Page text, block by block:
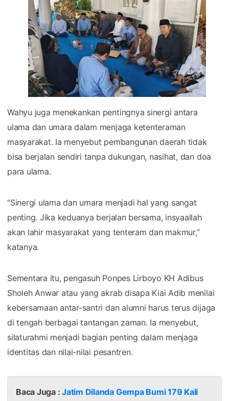
Wahyu juga menekankan pentingnya sinergi antara
ulama dan umara dalam menjaga ketenteraman
masyarakat. Ia menyebut pembangunan daerah tidak
bisa berjalan sendiri tanpa dukungan, nasihat, dan doa
para ulama.
“Sinergi ulama dan umara menjadi hal yang sangat
penting. Jika keduanya berjalan bersama, insyaallah
akan lahir masyarakat yang tenteram dan makmur,”
katanya.
Sementara itu, pengasuh Ponpes Lirboyo KH Adibus
Sholeh Anwar atau yang akrab disapa Kiai Adib menilai
kebersamaan antar-santri dan alumni harus terus dijaga
di tengah berbagai tantangan zaman. Ia menyebut,
silaturahmi menjadi bagian penting dalam menjaga
identitas dan nilai-nilai pesantren.
Baca Juga :Jatim Dilanda Gempa Bumi 179 Kali